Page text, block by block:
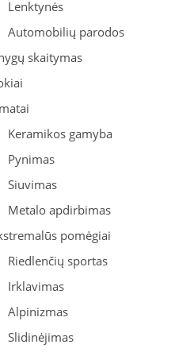
Lenktynės
Automobilių parodos
skaitymas
Keramikos gamyba
Pynimas
Siuvimas
Metalo apdirbimas
pomėgiai
Riedlenčių sportas
Irklavimas
Alpinizmas
Slidinėjimas